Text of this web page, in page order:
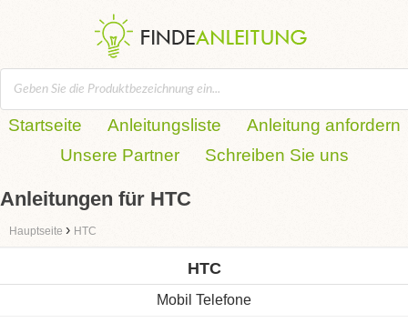
Startseite Anleitungsliste
Anleitung anfordern
Unsere Partner
Schreiben Sie uns
Anleitungen für HTC
Hauptseite › HTC
HTC
Mobil Telefone